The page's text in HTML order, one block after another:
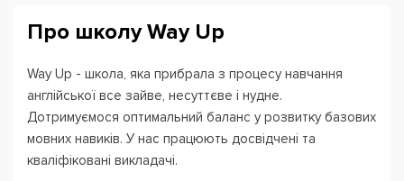
Про школу Way Up
Way Up - школа, яка прибрала з процесу навчання
англійської все зайве, несуттєве і нудне.
Дотримуємося оптимальний баланс у розвитку базових
мовних навиків. У нас працюють досвідчені та
кваліфіковані викладачі.